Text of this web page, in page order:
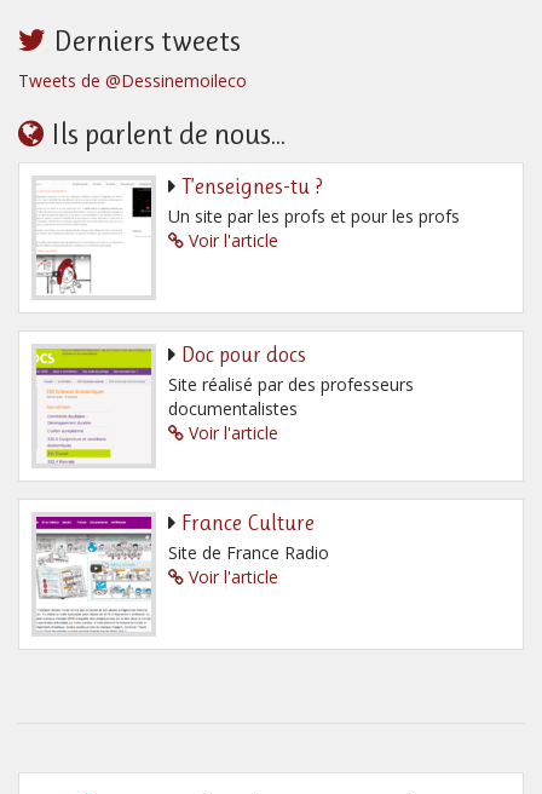
Derniers tweets
Tweets de @Dessinemoileco
Ils parlent de nous...
T’enseignes-tu ?
Un site par les profs et pour les profs
Voir l'article
Doc pour docs
Site réalisé par des professeurs
documentalistes
Voir l'article
France Culture
Site de France Radio
Voir l'article